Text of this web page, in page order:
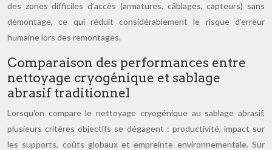
des zones difficiles d’accès (armatures, câblages, capteurs) sans
démontage, ce qui réduit considérablement le risque d’erreur
humaine lors des remontages.
Comparaison des performances entre
nettoyage cryogénique et sablage
abrasif traditionnel
Lorsqu’on compare le nettoyage cryogénique au sablage abrasif,
plusieurs critères objectifs se dégagent : productivité, impact sur
les supports, coûts globaux et empreinte environnementale. Sur